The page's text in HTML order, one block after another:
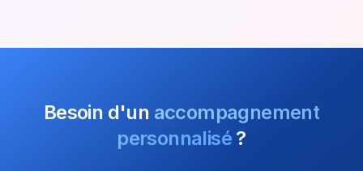
Besoin d'un accompagnement
personnalisé ?